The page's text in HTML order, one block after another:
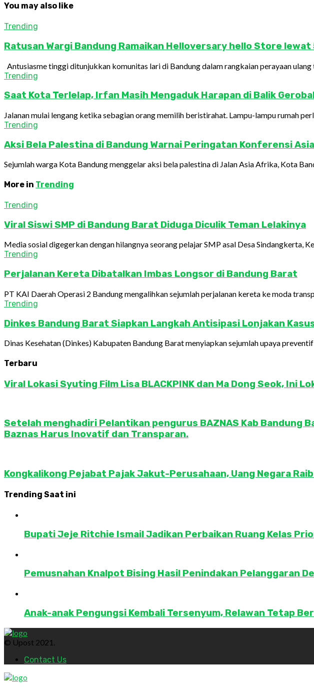
You may also like
Trending
Ratusan Wargi Bandung Ramaikan Helloversary hello Store lewat
Antusiasme tinggi ditunjukkan komunitas lari di Bandung dalam rangkaian perayaan ulang
Trending
Saat Kota Terlelap, Irfan Masih Mengaduk Harapan di Balik
Jalanan mulai lengang ketika sebagian orang memilih beristirahat. Lampu-lampu rumah
Trending
Aksi Bela Palestina di Bandung Warnai Peringatan Konferensi
Sejumlah warga Kota Bandung menggelar aksi bela palestina di Jalan Asia Afrika, Kota
More in Trending
Trending
Viral Siswi SMP di Bandung Barat Diduga Diculik Teman Lelakinya
Media sosial digegerkan dengan hilangnya seorang pelajar SMP asal Desa Sindangkerta,
Trending
Perjalanan Kereta Dibatalkan Imbas Longsor di Bandung Barat
PT KAI Daerah Operasi 2 Bandung mengalihkan sejumlah perjalanan kereta ke moda
Trending
Dinkes Bandung Barat Siapkan Langkah Antisipasi Lonjakan
Dinas Kesehatan (Dinkes) Kabupaten Bandung Barat menyiapkan sejumlah upaya
Terbaru
Viral Lokasi Syuting Film Lisa BLACKPINK dan Ma Dong Seok, Ini
Setelah menghadiri Pelantikan pengurus BAZNAS Kab Bandung
Baznas Harus Inovatif dan Transparan.
Kongkalikong Pejabat Pajak Jakut-Perusahaan, Uang Negara
Trending Saat ini
Bupati Jeje Ritchie Ismail Jadikan Perbaikan Ruang Kelas
Pemusnahan Knalpot Bising Hasil Penindakan Pelanggaran
Anak-anak Pengungsi Kembali Tersenyum, Relawan Tetap
© Upost 2021.
Contact Us